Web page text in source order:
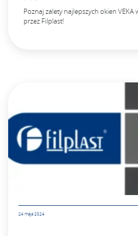
Poznaj zalety najlepszych okien
przez Filplast!
24 maja 2024